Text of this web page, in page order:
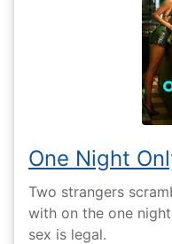
One Night
Two strangers
with on the one
sex is legal.